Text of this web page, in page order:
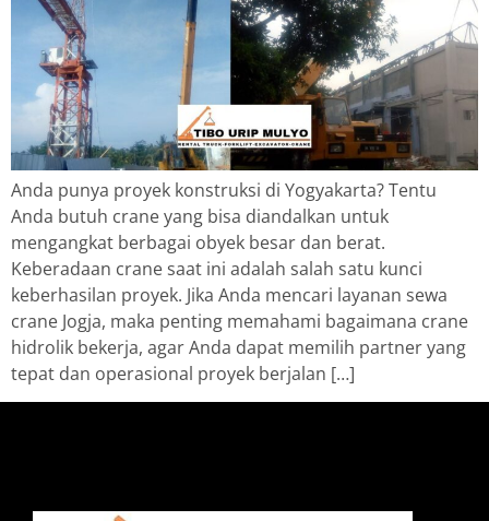
Anda punya proyek konstruksi di Yogyakarta? Tentu
Anda butuh crane yang bisa diandalkan untuk
mengangkat berbagai obyek besar dan berat.
Keberadaan crane saat ini adalah salah satu kunci
keberhasilan proyek. Jika Anda mencari layanan sewa
crane Jogja, maka penting memahami bagaimana crane
hidrolik bekerja, agar Anda dapat memilih partner yang
tepat dan operasional proyek berjalan […]